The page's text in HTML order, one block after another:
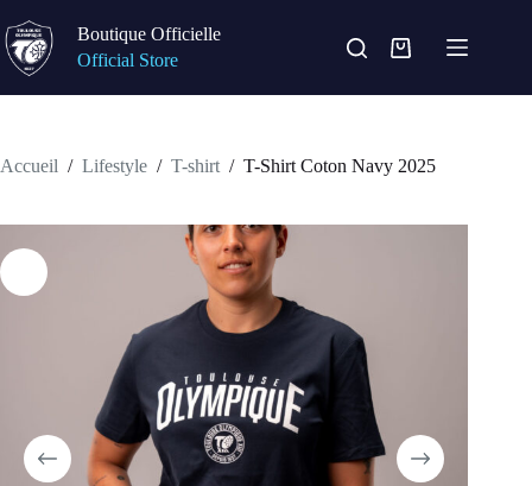
au
contenu
Boutique Officielle
Official Store
Panier
Accueil / Lifestyle / T-shirt / T-Shirt Coton Navy 2025